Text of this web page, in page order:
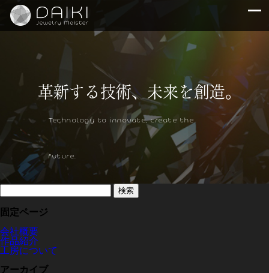
Technology to innovate, create the
future.
検
索:
固定ページ
会社概要
作品紹介
工房について
アーカイブ